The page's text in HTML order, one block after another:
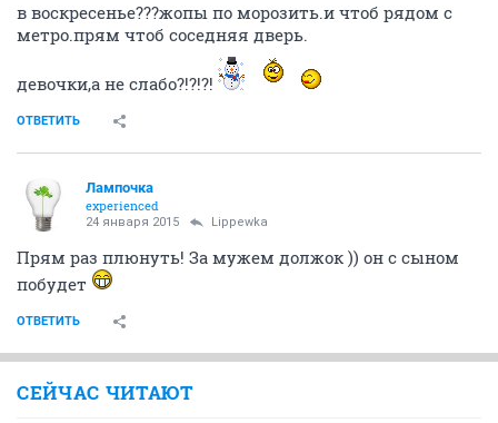
в воскресенье???жопы по морозить.и чтоб рядом с
метро.прям чтоб соседняя дверь.
девочки,а не слабо?!?!?!
ОТВЕТИТЬ
Лампочка
experienced
24 января 2015 Lippewka
Прям раз плюнуть! За мужем должок )) он с сыном
побудет
ОТВЕТИТЬ
СЕЙЧАС ЧИТАЮТ